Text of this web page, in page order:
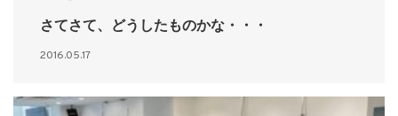
さてさて、どうしたものかな・・・
2016.05.17